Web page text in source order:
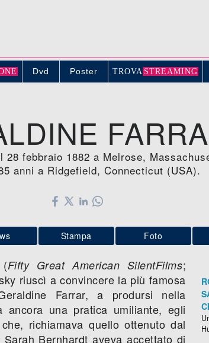
Dvd Poster TROVA STREAMING
febbraio 1882 a Melrose,
anni a Ridgefield, Connecticut (USA).
Stampa Foto
Fifty Great American SilentFilms;
riuscì a convincere la più famosa
Farrar, a prodursi nella
ancora una pratica umiliante, egli
richiamava quello ottenuto dal
Bernhardt aveva accettato di